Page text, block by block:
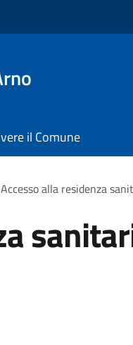
il Comune
Accesso alla residenza